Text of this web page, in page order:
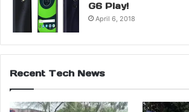
G6 Play!
April 6, 2018
Recent Tech News